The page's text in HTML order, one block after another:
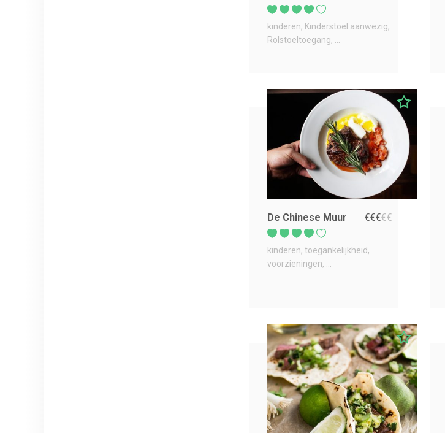
kinderen Kinderstoel aanwezig
Rolstoeltoegang
De Chinese Muur €€€€€
kinderen toegankelijkheid
voorzieningen